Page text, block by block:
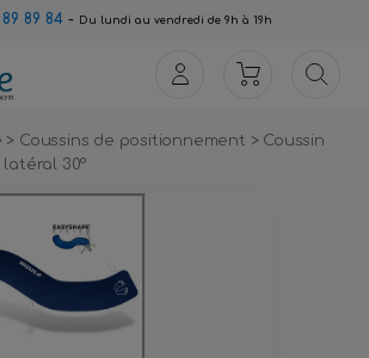
89 89 84- Du lundi au vendredi de 9h à 19h
> Coussins de positionnement > Coussin
30°